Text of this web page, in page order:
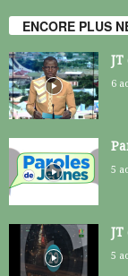
ENCORE PLUS
6
5
5